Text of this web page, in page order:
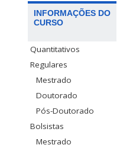
INFORMAÇÕES DO
CURSO
Quantitativos
Regulares
Mestrado
Doutorado
Pós-Doutorado
Bolsistas
Mestrado